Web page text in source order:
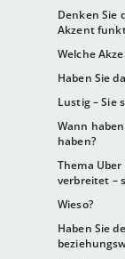
Denken Sie
Akzent
Welche
Haben Sie
Lustig – Sie
Wann
haben?
Thema
verbreitet –
Wieso?
Haben Sie